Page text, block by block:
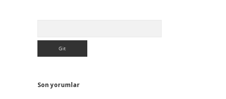
Son yorumlar